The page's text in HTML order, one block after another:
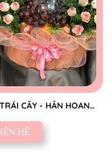
CÂY - HÂN HOAN
MỪNG
HỆ